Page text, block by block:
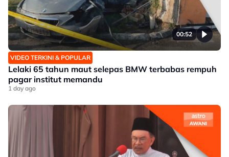
00:52
VIDEO TERKINI & POPULAR
Lelaki 65 tahun maut selepas BMW terbabas rempuh
pagar institut memandu
1 day ago